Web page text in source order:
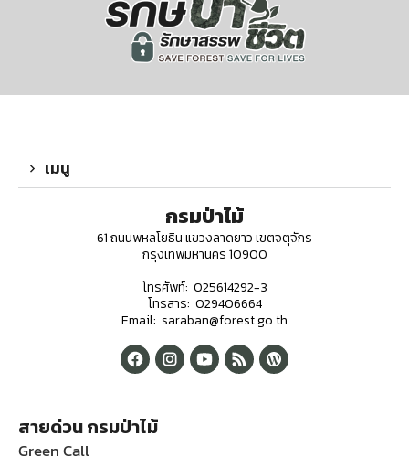
เมนู
กรมป่าไม้
61 ถนนพหลโยธิน แขวงลาดยาว เขตจตุจักร
กรุงเทพมหานคร 10900
โทรศัพท์: 025614292-3
โทรสาร: 029406664
Email: saraban@forest.go.th
สายด่วน กรมป่าไม้
Green Call